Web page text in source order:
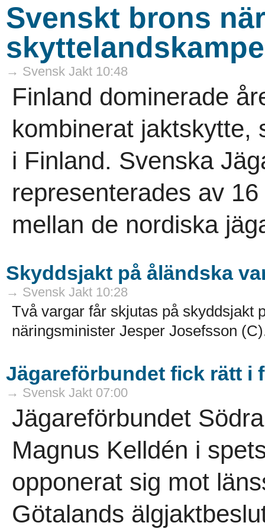
Svenskt brons
→ Svensk Jakt 10:48
Finland dominerade
kombinerat jaktskytte,
i Finland. Svenska
representerades av
mellan de nordiska
Skyddsjakt på åländska
→ Svensk Jakt 10:28
Två vargar får skjutas på skyddsjakt
näringsminister Jesper Josefsson
Jägareförbundet fick rätt i
→ Svensk Jakt 07:00
Jägareförbundet
Magnus Kelldén i
opponerat sig mot
Götalands